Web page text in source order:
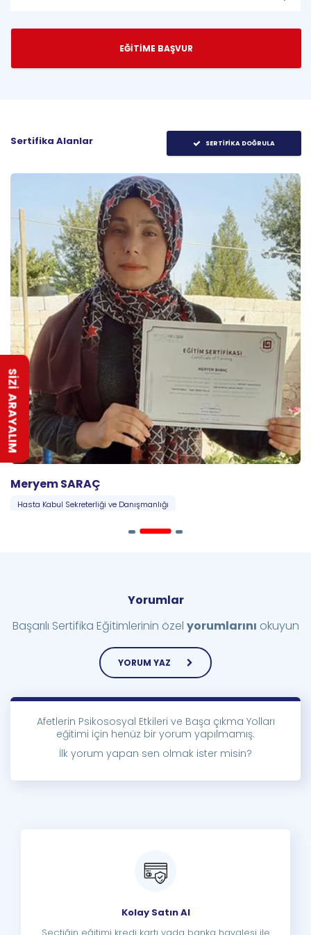
EĞİTİME BAŞVUR
Sertifika Alanlar SERTİFİKA DOĞRULA
Meryem SARAÇ
Hasta Kabul Sekreterliği ve Danışmanlığı
Yorumlar
Başarılı Sertifika Eğitimlerinin özel yorumlarını okuyun
YORUM YAZ
Afetlerin Psikososyal Etkileri ve Başa çıkma Yolları
eğitimi için henüz bir yorum yapılmamış.
İlk yorum yapan sen olmak ister misin?
Kolay Satın Al
SİZİ ARAYALIM